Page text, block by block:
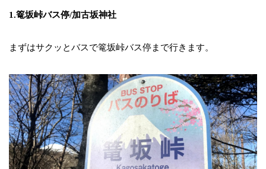
1.篭坂峠バス停/加古坂神社
まずはサクッとバスで篭坂峠バス停まで行きます。